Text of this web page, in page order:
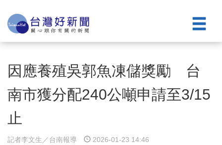
因應養殖吳郭魚凍儲獎勵 台
南市獲分配240公噸申請至3/15
止
記者李文生／台南報導 2026-01-23 14:46